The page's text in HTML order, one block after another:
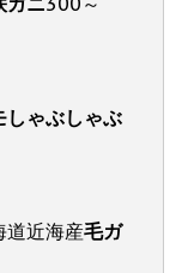
しゃぶしゃぶ
近海産毛ガ